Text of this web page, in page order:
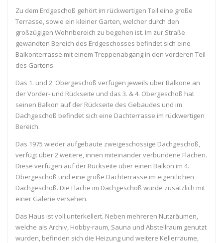
Zu dem Erdgeschoß gehört im rückwertigen Teil eine große
Terrasse, sowie ein kleiner Garten, welcher durch den
großzügigen Wohnbereich zu begehen ist. Im zur Straße
gewandten Bereich des Erdgeschosses befindet sich eine
Balkonterrasse mit einem Treppenabgang in den vorderen Teil
des Gartens.
Das 1. und 2. Obergeschoß verfügen jeweils über Balkone an
der Vorder- und Rückseite und das 3. & 4. Obergeschoß hat
seinen Balkon auf der Rückseite des Gebäudes und im
Dachgeschoß befindet sich eine Dachterrasse im rückwertigen
Bereich.
Das 1975 wieder aufgebaute zweigeschossige Dachgeschoß,
verfügt über 2 weitere, innen miteinander verbundene Flächen.
Diese verfügen auf der Rückseite über einen Balkon im 4.
Obergeschoß und eine große Dachterrasse im eigentlichen
Dachgeschoß. Die Fläche im Dachgeschoß wurde zusätzlich mit
einer Galerie versehen.
Das Haus ist voll unterkellert. Neben mehreren Nutzräumen,
welche als Archiv, Hobby-raum, Sauna und Abstellraum genutzt
wurden, befinden sich die Heizung und weitere Kellerräume,